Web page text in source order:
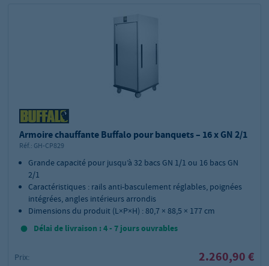
Armoire chauffante Buffalo pour banquets – 16 x GN 2/1
Réf.: GH-CP829
Grande capacité pour jusqu’à 32 bacs GN 1/1 ou 16 bacs GN
2/1
Caractéristiques : rails anti-basculement réglables, poignées
intégrées, angles intérieurs arrondis
Dimensions du produit (L×P×H) : 80,7 × 88,5 × 177 cm
Délai de livraison : 4 - 7 jours ouvrables
Prix: 2.260,90 €